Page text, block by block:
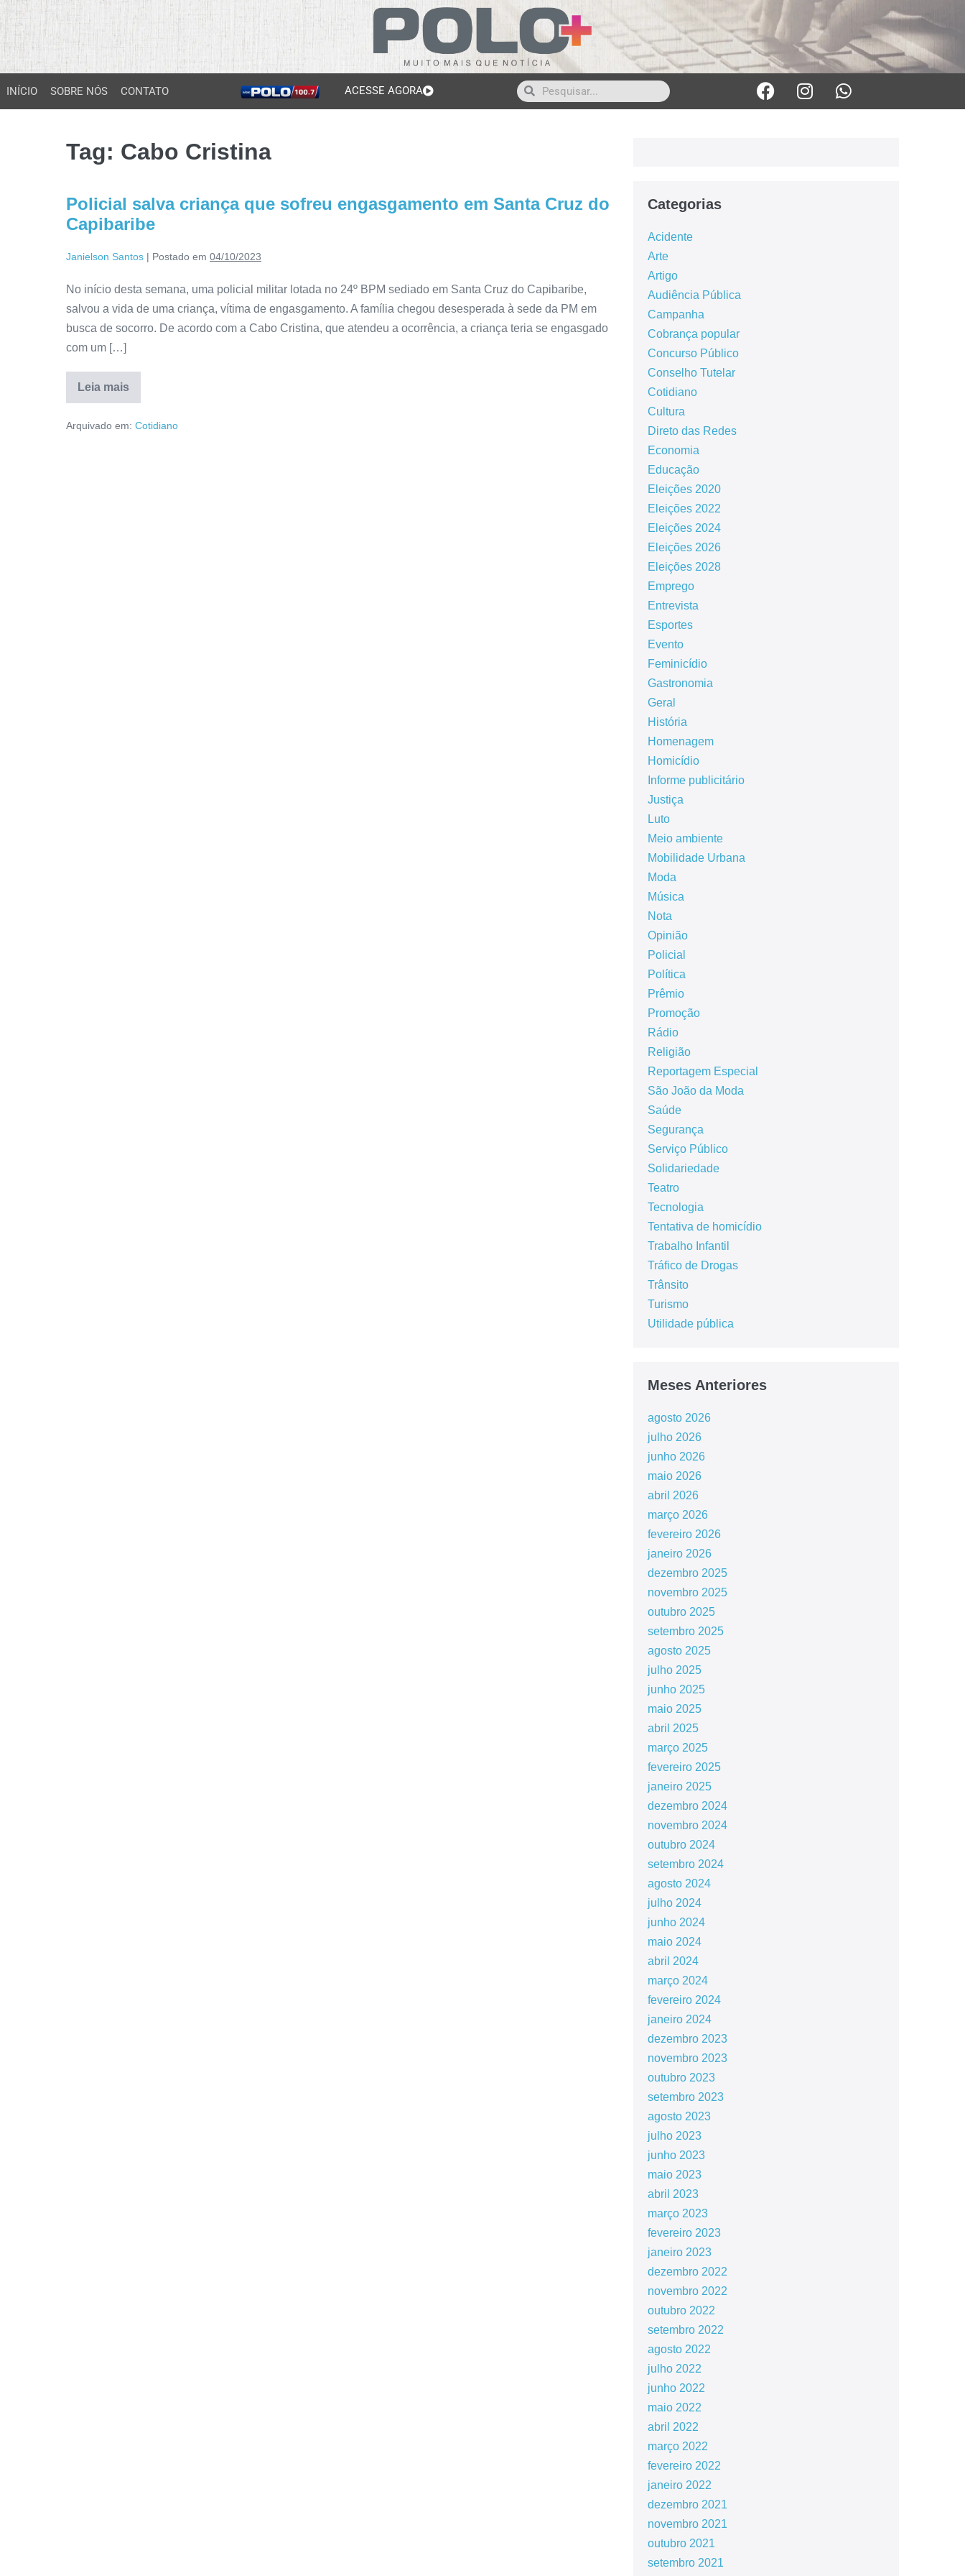
INÍCIO SOBRE NÓS CONTATO ACESSE AGORA
Tag: Cabo Cristina
Policial salva criança que sofreu engasgamento em Santa Cruz do
Capibaribe
Janielson Santos | Postado em 04/10/2023
No início desta semana, uma policial militar lotada no 24º BPM sediado em Santa Cruz do Capibaribe,
salvou a vida de uma criança, vítima de engasgamento. A família chegou desesperada à sede da PM em
busca de socorro. De acordo com a Cabo Cristina, que atendeu a ocorrência, a criança teria se engasgado
com um […]
Leia mais
Arquivado em: Cotidiano
Categorias
Acidente
Arte
Artigo
Audiência Pública
Campanha
Cobrança popular
Concurso Público
Conselho Tutelar
Cotidiano
Cultura
Direto das Redes
Economia
Educação
Eleições 2020
Eleições 2022
Eleições 2024
Eleições 2026
Eleições 2028
Emprego
Entrevista
Esportes
Evento
Feminicídio
Gastronomia
Geral
História
Homenagem
Homicídio
Informe publicitário
Justiça
Luto
Meio ambiente
Mobilidade Urbana
Moda
Música
Nota
Opinião
Policial
Política
Prêmio
Promoção
Rádio
Religião
Reportagem Especial
São João da Moda
Saúde
Segurança
Serviço Público
Solidariedade
Teatro
Tecnologia
Tentativa de homicídio
Trabalho Infantil
Tráfico de Drogas
Trânsito
Turismo
Utilidade pública
Meses Anteriores
agosto 2026
julho 2026
junho 2026
maio 2026
abril 2026
março 2026
fevereiro 2026
janeiro 2026
dezembro 2025
novembro 2025
outubro 2025
setembro 2025
agosto 2025
julho 2025
junho 2025
maio 2025
abril 2025
março 2025
fevereiro 2025
janeiro 2025
dezembro 2024
novembro 2024
outubro 2024
setembro 2024
agosto 2024
julho 2024
junho 2024
maio 2024
abril 2024
março 2024
fevereiro 2024
janeiro 2024
dezembro 2023
novembro 2023
outubro 2023
setembro 2023
agosto 2023
julho 2023
junho 2023
maio 2023
abril 2023
março 2023
fevereiro 2023
janeiro 2023
dezembro 2022
novembro 2022
outubro 2022
setembro 2022
agosto 2022
julho 2022
junho 2022
maio 2022
abril 2022
março 2022
fevereiro 2022
janeiro 2022
dezembro 2021
novembro 2021
outubro 2021
setembro 2021